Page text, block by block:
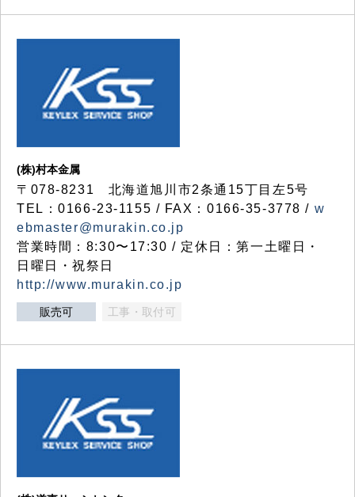
(株)村本金属
〒078-8231 北海道旭川市2条通15丁目左5号
TEL：0166-23-1155 / FAX：0166-35-3778 / w
ebmaster@murakin.co.jp
営業時間：8:30〜17:30 / 定休日：第一土曜日・
日曜日・祝祭日
http://www.murakin.co.jp
販売可 工事・取付可